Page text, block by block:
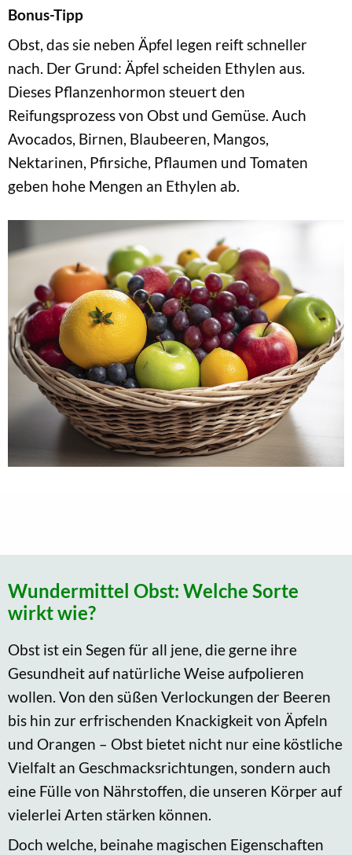
Bonus-Tipp
Obst, das sie neben Äpfel legen reift schneller
nach. Der Grund: Äpfel scheiden Ethylen aus.
Dieses Pflanzenhormon steuert den
Reifungsprozess von Obst und Gemüse. Auch
Avocados, Birnen, Blaubeeren, Mangos,
Nektarinen, Pfirsiche, Pflaumen und Tomaten
geben hohe Mengen an Ethylen ab.
Wundermittel Obst: Welche Sorte
wirkt wie?
Obst ist ein Segen für all jene, die gerne ihre
Gesundheit auf natürliche Weise aufpolieren
wollen. Von den süßen Verlockungen der Beeren
bis hin zur erfrischenden Knackigkeit von Äpfeln
und Orangen – Obst bietet nicht nur eine köstliche
Vielfalt an Geschmacksrichtungen, sondern auch
eine Fülle von Nährstoffen, die unseren Körper auf
vielerlei Arten stärken können.
Doch welche, beinahe magischen Eigenschaften